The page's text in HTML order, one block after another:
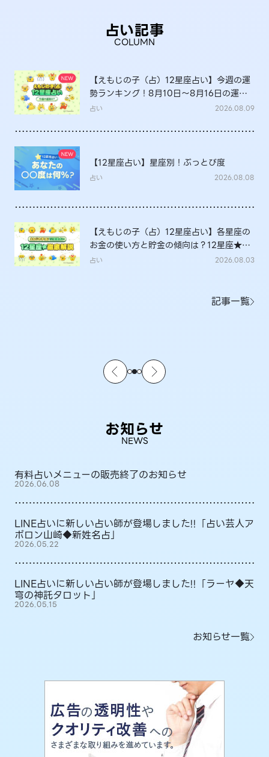
占い記事
COLUMN
【えもじの子（占）12星座占い】今週の運
勢ランキング！8月10日～8月16日の運勢
は？
占い 2026.08.09
【12星座占い】星座別！ぶっとび度
占い 2026.08.08
【えもじの子（占）12星座占い】各星座の
お金の使い方と貯金の傾向は？12星座★徹
底解説
占い 2026.08.03
記事一覧
お知らせ
NEWS
有料占いメニューの販売終了のお知らせ
2026.06.08
LINE占いに新しい占い師が登場しました!!「占い芸人ア
ポロン山崎◆新姓名占」
2026.05.22
LINE占いに新しい占い師が登場しました!!「ラーヤ◆天
穹の神託タロット」
2026.05.15
お知らせ一覧